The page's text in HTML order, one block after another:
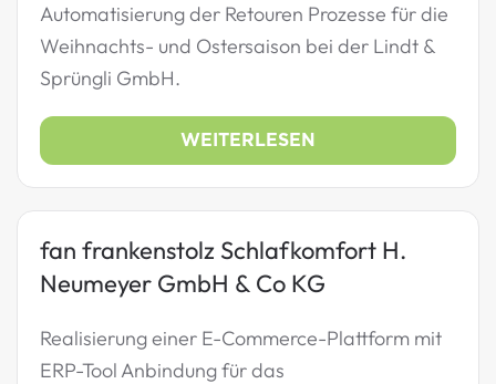
Automatisierung der Retouren Prozesse für die
Weihnachts- und Ostersaison bei der Lindt &
Sprüngli GmbH.
WEITERLESEN
fan frankenstolz Schlafkomfort H.
Neumeyer GmbH & Co KG
Realisierung einer E-Commerce-Plattform mit
ERP-Tool Anbindung für das